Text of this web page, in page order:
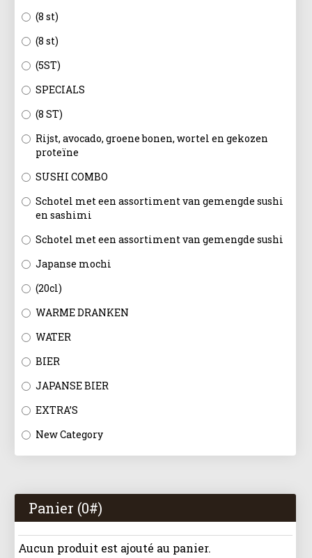
(8 st)
(8 st)
(5ST)
SPECIALS
(8 ST)
Rijst, avocado, groene bonen, wortel en gekozen
proteïne
SUSHI COMBO
Schotel met een assortiment van gemengde sushi
en sashimi
Schotel met een assortiment van gemengde sushi
Japanse mochi
(20cl)
WARME DRANKEN
WATER
BIER
JAPANSE BIER
EXTRA’S
New Category
Panier (0#)
Aucun produit est ajouté au panier.